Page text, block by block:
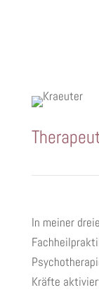
In meiner
Kräfte